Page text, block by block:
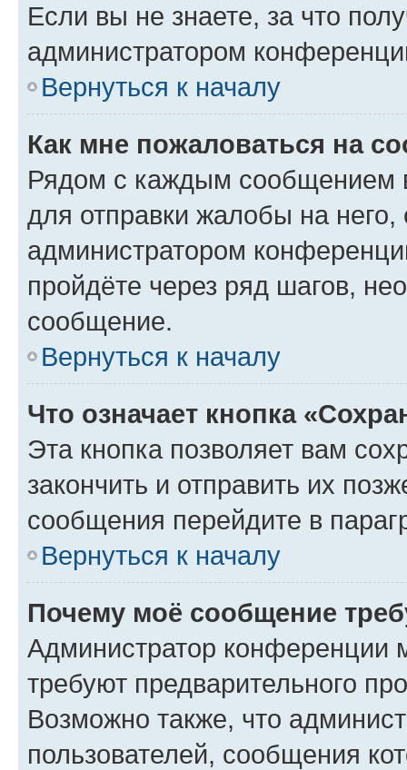
Если вы не знаете, за что
администратором
Вернуться к началу
Как мне пожаловаться на
Рядом с каждым сообщением
для отправки жалобы на
администратором
пройдёте через ряд шагов,
сообщение.
Вернуться к началу
Что означает кнопка
Эта кнопка позволяет вам
закончить и отправить их
сообщения перейдите в
Вернуться к началу
Почему моё сообщение
Администратор конференции
требуют предварительного
Возможно также, что
пользователей, сообщения